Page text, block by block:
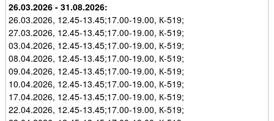
26.03.2026 - 31.08.2026:
26.03.2026, 12.45-13.45;17.00-19.00, К-519;
27.03.2026, 12.45-13.45;17.00-19.00, К-519;
03.04.2026, 12.45-13.45;17.00-19.00, К-519;
08.04.2026, 12.45-13.45;17.00-19.00, К-519;
09.04.2026, 12.45-13.45;17.00-19.00, К-519;
10.04.2026, 12.45-13.45;17.00-19.00, К-519;
17.04.2026, 12.45-13.45;17.00-19.00, К-519;
22.04.2026, 12.45-13.45;17.00-19.00, К-519;